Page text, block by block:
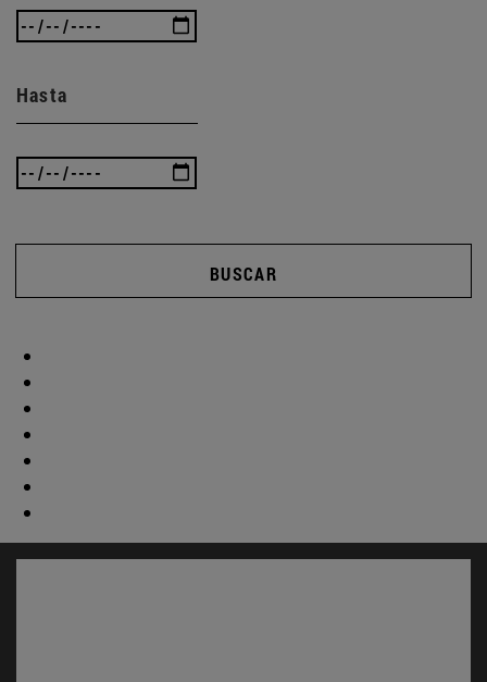
Hasta
BUSCAR